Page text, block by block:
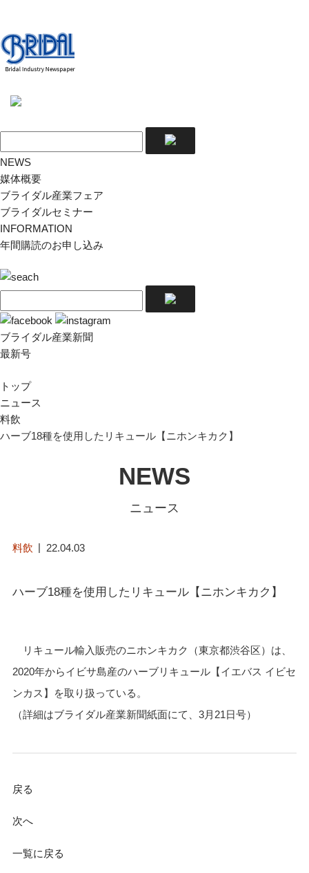
NEWS
媒体概要
ブライダル産業フェア
ブライダルセミナー
INFORMATION
年間購読のお申し込み
ブライダル産業新聞
最新号
トップ
ニュース
料飲
ハーブ18種を使用したリキュール【ニホンキカク】
NEWS
ニュース
料飲 22.04.03
ハーブ18種を使用したリキュール【ニホンキカク】
リキュール輸入販売のニホンキカク（東京都渋谷区）は、
2020年からイビサ島産のハーブリキュール【イエバス イビセ
ンカス】を取り扱っている。
（詳細はブライダル産業新聞紙面にて、3月21日号）
戻る
次へ
一覧に戻る